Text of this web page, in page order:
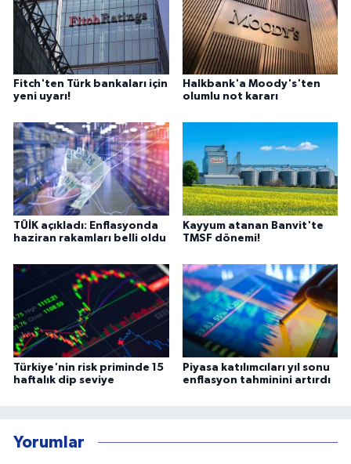
Fitch'ten Türk bankaları için
yeni uyarı!
Halkbank'a Moody's'ten
olumlu not kararı
TÜİK açıkladı: Enflasyonda
haziran rakamları belli oldu
Kayyum atanan Banvit'te
TMSF dönemi!
Türkiye'nin risk priminde 15
haftalık dip seviye
Piyasa katılımcıları yıl sonu
enflasyon tahminini artırdı
Yorumlar